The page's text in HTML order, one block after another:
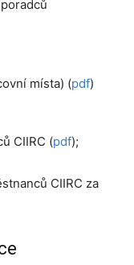
místa) (pdf)
CIIRC (pdf);
CIIRC za